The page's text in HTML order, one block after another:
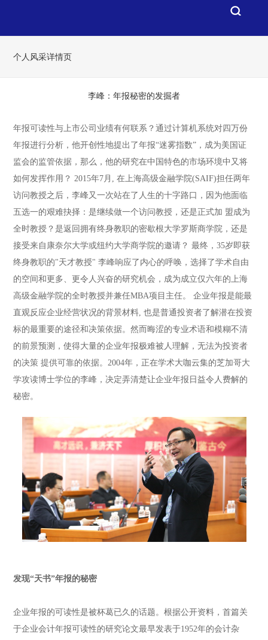
个人风采详情页
李峰：年报秘密的发掘者
年报可读性与上市公司业绩有何联系？通过计算机系统对四万份
年报进行分析，他开创性地提出了年报“迷雾指数”，成为美国证
监会的监管依据，那么，他的研究在中国特色的市场环境中又将
如何发挥作用？ 2015年7月, 在上海高级金融学院(SAIF)担任两年
访问教授之后，李峰又一次站在了人生的十字路口，因为他面临
五选一的艰难抉择：是继续做一个访问教授，还是正式加 盟成为
全时教授？是返回拥有终身教职的密歇根大学罗斯商学院，还是
接受来自康奈尔大学或纽约大学商学院的邀请？ 最终，35岁即获
终身教职的"天才教授" 李峰响应了内心的呼唤，选择了学术自由
的空间和更多、更令人兴奋的研究机会，成为成立仅六年的上海
高级金融学院的全时教授并兼任MBA项目主任。
企业年报是能最
直观反应企业经营状况的背景材料, 也是普通投资者了解潜在投资
标的最重要的途径和决策依据。然而晦涩的专业术语和模糊不清
的前景预测，使得大量的企业年报极难被人理解，无法为投资者
的决策 提供可靠的依据。2004年，正在学术大咖云集的芝加哥大
学攻读博士学位的李峰，决定弄清楚让企业年报日益令人费解的
秘密。
发现“天书”年报的秘密
企业年报的可读性是被杯葛已久的话题。根据公开资料，首篇关
于企业会计年报可读性的研究论文最早发表于1952年的会计杂